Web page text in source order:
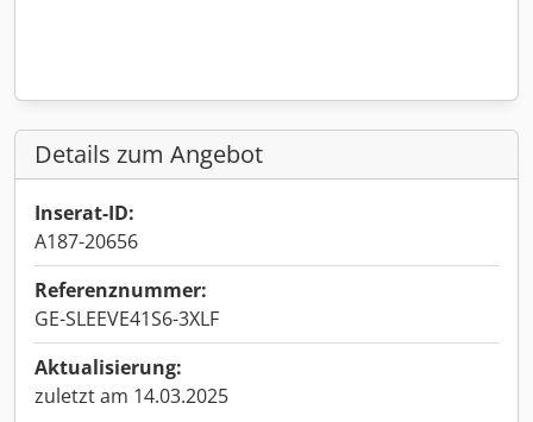
Details zum Angebot
Inserat-ID:
A187-20656
Referenznummer:
GE-SLEEVE41S6-3XLF
Aktualisierung:
zuletzt am 14.03.2025